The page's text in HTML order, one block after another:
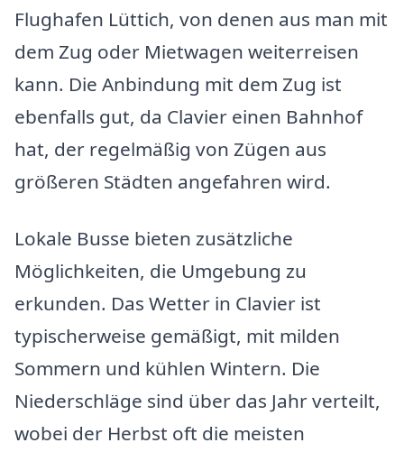
Flughafen Lüttich, von denen aus man mit
dem Zug oder Mietwagen weiterreisen
kann. Die Anbindung mit dem Zug ist
ebenfalls gut, da Clavier einen Bahnhof
hat, der regelmäßig von Zügen aus
größeren Städten angefahren wird.
Lokale Busse bieten zusätzliche
Möglichkeiten, die Umgebung zu
erkunden. Das Wetter in Clavier ist
typischerweise gemäßigt, mit milden
Sommern und kühlen Wintern. Die
Niederschläge sind über das Jahr verteilt,
wobei der Herbst oft die meisten